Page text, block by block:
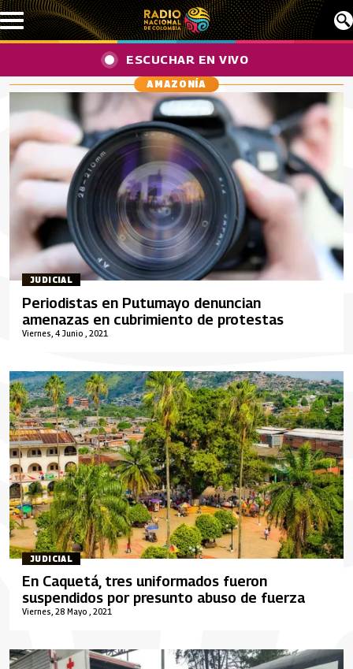
Pasar al contenido principal
ESCUCHAR EN VIVO
AMAZONÍA
JUDICIAL
Viernes, 4 Junio , 2021
Periodistas en Putumayo denuncian
amenazas en cubrimiento de protestas
JUDICIAL
Viernes, 28 Mayo , 2021
En Caquetá, tres uniformados fueron
suspendidos por presunto abuso de fuerza